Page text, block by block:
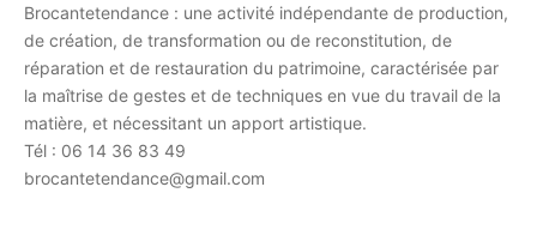
Brocantetendance : une activité indépendante de production,
de création, de transformation ou de reconstitution, de
réparation et de restauration du patrimoine, caractérisée par
la maîtrise de gestes et de techniques en vue du travail de la
matière, et nécessitant un apport artistique.
Tél : 06 14 36 83 49
brocantetendance@gmail.com